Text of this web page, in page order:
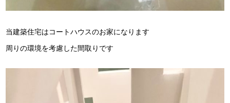
当建築住宅はコートハウスのお家になります
周りの環境を考慮した間取りです